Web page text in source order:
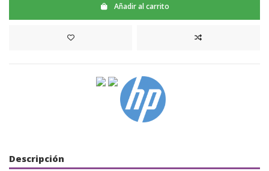
Añadir al carrito
Descripción